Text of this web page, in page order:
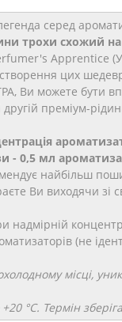
серед
трохи схожий
Apprentice
цих
Ви можете бути
преміум-
- 0,5 мл
найбільш
Ви виходячи зі
надмірній
(не
місці,
°C. Термін